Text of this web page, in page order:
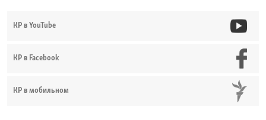
КР в YouTube
КР в Facebook
КР в мобильном